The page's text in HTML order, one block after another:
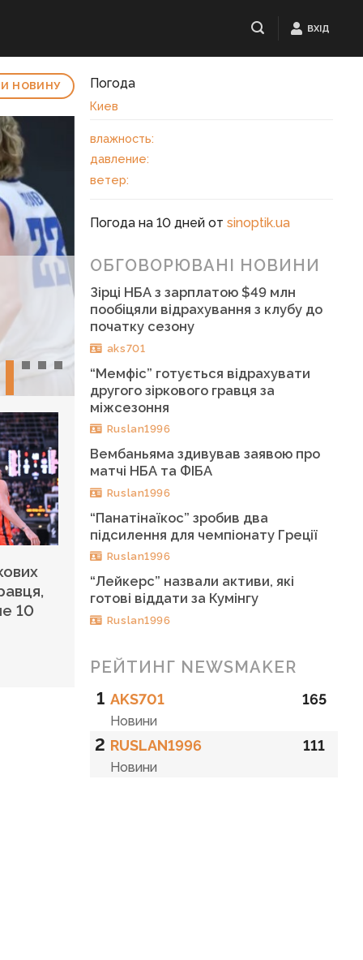
ВХІД
НОВИНУ
10
Погода
Киев
влажность:
давление:
ветер:
Погода на 10 дней отsinoptik.ua
ОБГОВОРЮВАНІ НОВИНИ
Зірці НБА з зарплатою $49 млн
пообіцяли відрахування з клубу до
початку сезону
aks701
“Мемфіс” готується відрахувати
другого зіркового гравця за
міжсезоння
Ruslan1996
Вембаньяма здивував заявою про
матчі НБА та ФІБА
Ruslan1996
“Панатінаїкос” зробив два
підсилення для чемпіонату Греції
Ruslan1996
“Лейкерс” назвали активи, які
готові віддати за Кумінгу
Ruslan1996
РЕЙТИНГ NEWSMAKER
1 AKS701
Новини
165
2 RUSLAN1996
Новини
111